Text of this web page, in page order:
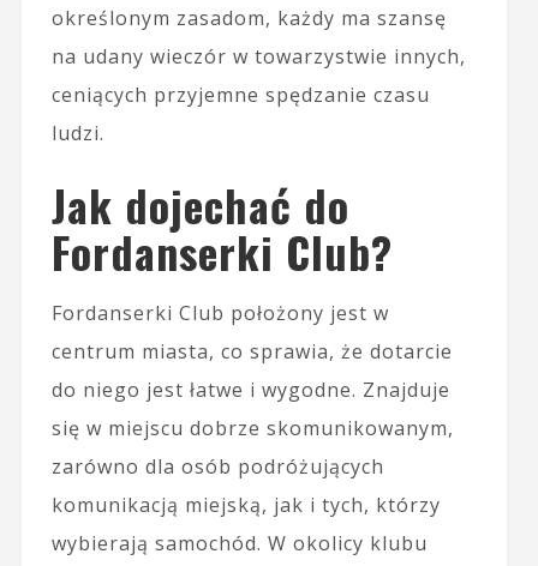
określonym zasadom, każdy ma szansę
na udany wieczór w towarzystwie innych,
ceniących przyjemne spędzanie czasu
ludzi.
Jak dojechać do
Fordanserki Club?
Fordanserki Club położony jest w
centrum miasta, co sprawia, że dotarcie
do niego jest łatwe i wygodne. Znajduje
się w miejscu dobrze skomunikowanym,
zarówno dla osób podróżujących
komunikacją miejską, jak i tych, którzy
wybierają samochód. W okolicy klubu